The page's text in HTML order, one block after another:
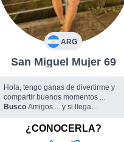
ARG
San Miguel Mujer 69
Hola, tengo ganas de divertirme y
compartir buenos momentos ...
Busco Amigos.... y si llega
¿CONOCERLA?